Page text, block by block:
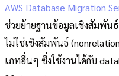
AWS Database Migration
ช่วยย้ายฐานข้อมูลเชิงสัมพัน
ไม่ใช่เชิงสัมพันธ์
เภทอื่นๆ ซึ่งใช้งานได้กับ